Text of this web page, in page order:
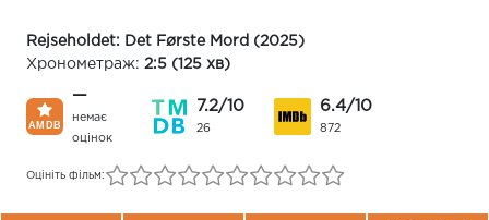
Rejseholdet: Det Første Mord (2025)
Хронометраж: 2:5 (125 хв)
—
немає
оцінок
7.2/10
26
6.4/10
872
Оцініть фільм: